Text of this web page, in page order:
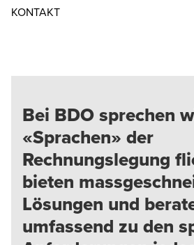
KONTAKTOpens in a new window/tab
Bei BDO sprechen
«Sprachen» der
Rechnungslegung
bieten
Lösungen und
umfassend zu den